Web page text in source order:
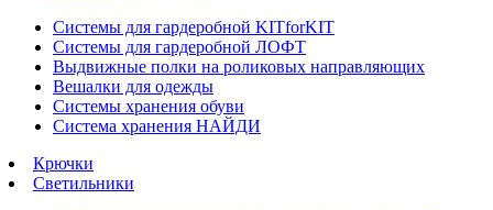
Системы для гардеробной KITforKIT
Системы для гардеробной ЛОФТ
Выдвижные полки на роликовых направляющих
Вешалки для одежды
Системы хранения обуви
Система хранения НАЙДИ
Крючки
Светильники